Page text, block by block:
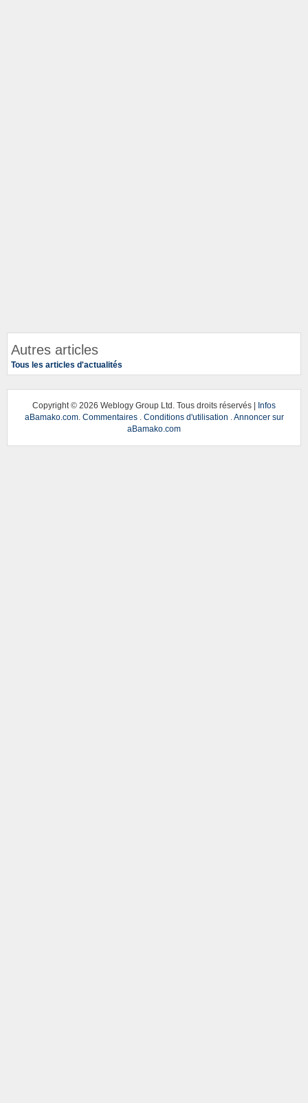
Autres articles
Tous les articles d'actualités
Copyright © 2026 Weblogy Group Ltd. Tous droits réservés | Infos
aBamako.com. Commentaires. Conditions d'utilisation
Annoncer sur
aBamako.com